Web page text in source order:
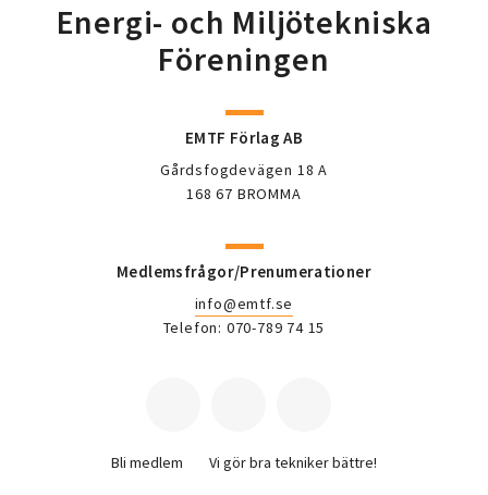
Energi- och Miljötekniska
Föreningen
EMTF Förlag AB
Gårdsfogdevägen 18 A
168 67 BROMMA
Medlemsfrågor/Prenumerationer
info@emtf.se
Telefon: 070-789 74 15
Bli medlem Vi gör bra tekniker bättre!